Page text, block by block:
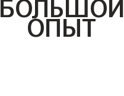
ОПЫТ